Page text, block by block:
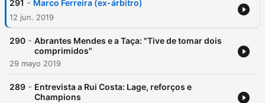
291 - Marco Ferreira (ex-árbitro)
12 jun. 2019
290 - Abrantes Mendes e a Taça: "Tive de tomar dois
comprimidos"
29 mayo 2019
289 - Entrevista a Rui Costa: Lage, reforços e
Champions